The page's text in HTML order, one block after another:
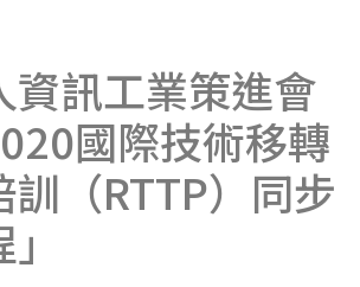
資訊工業策進會
國際技術移轉
訓（RTTP）同步